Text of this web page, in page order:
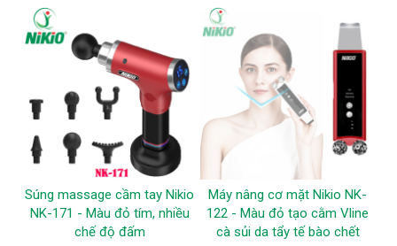
Súng massage cầm tay Nikio
NK-171 - Màu đỏ tím, nhiều
chế độ đấm
Máy nâng cơ mặt Nikio NK-
122 - Màu đỏ tạo cằm Vline
cà sủi da tẩy tế bào chết